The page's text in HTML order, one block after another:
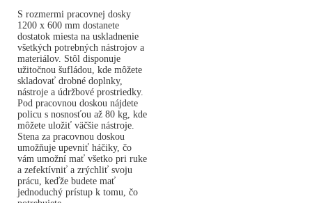
S rozmermi pracovnej dosky
1200 x 600 mm dostanete
dostatok miesta na uskladnenie
všetkých potrebných nástrojov a
materiálov. Stôl disponuje
užitočnou šufládou, kde môžete
skladovať drobné doplnky,
nástroje a údržbové prostriedky.
Pod pracovnou doskou nájdete
policu s nosnosťou až 80 kg, kde
môžete uložiť väčšie nástroje.
Stena za pracovnou doskou
umožňuje upevniť háčiky, čo
vám umožní mať všetko pri ruke
a zefektívniť a zrýchliť svoju
prácu, keďže budete mať
jednoduchý prístup k tomu, čo